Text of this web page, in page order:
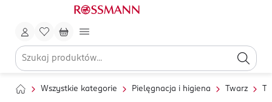
Wszystkie kategorie Pielęgnacja i higiena Twarz